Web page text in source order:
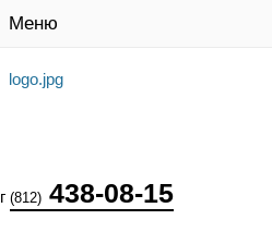
Меню
(812) 438-08-15